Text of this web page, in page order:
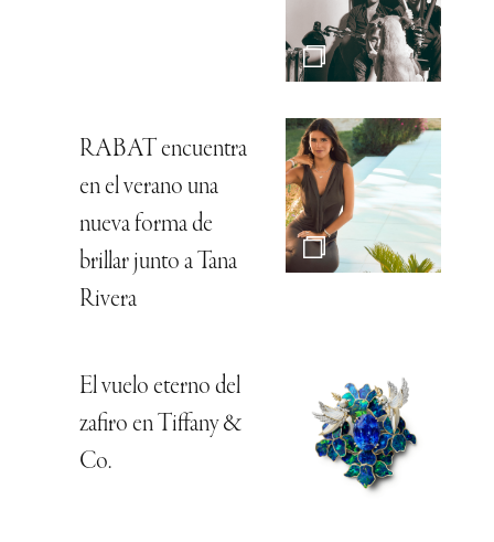
RABAT encuentra
en el verano una
nueva forma de
brillar junto a Tana
Rivera
El vuelo eterno del
zafiro en Tiffany &
Co.